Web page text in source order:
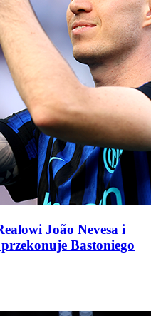
João Nevesa i
Bastoniego